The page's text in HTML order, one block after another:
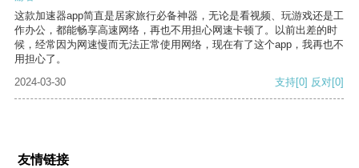
这款加速器app简直是居家旅行必备神器，无论是看视频、玩游戏还是工
作办公，都能畅享高速网络，再也不用担心网速卡顿了。以前出差的时
候，经常因为网速慢而无法正常使用网络，现在有了这个app，我再也不
用担心了。
2024-03-30
支持[0] 反对[0]
友情链接